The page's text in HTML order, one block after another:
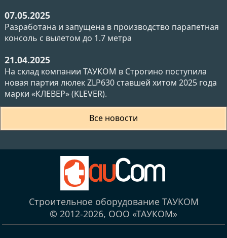
07.05.2025
Разработана и запущена в производство парапетная
консоль с вылетом до 1.7 метра
21.04.2025
На склад компании ТАУКОМ в Строгино поступила
новая партия люлек ZLP630 ставшей хитом 2025 года
марки «КЛЕВЕР» (KLEVER).
Все новости
Строительное оборудование ТАУКОМ
© 2012-2026, ООО «ТАУКОМ»